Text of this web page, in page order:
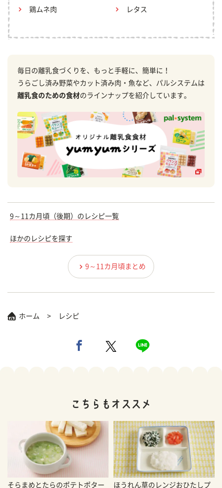
鶏ムネ肉 レタス
毎日の離乳食づくりを、もっと手軽に、簡単に！
うらごし済み野菜やカット済み肉・魚など、パルシステムは
離乳食のための食材のラインナップを紹介しています。
9～11カ月頃（後期）のレシピ一覧
ほかのレシピを探す
9～11カ月頃まとめ
ホーム レシピ
そらまめとたらのポテトポター ほうれん草のレンジおひたしプ